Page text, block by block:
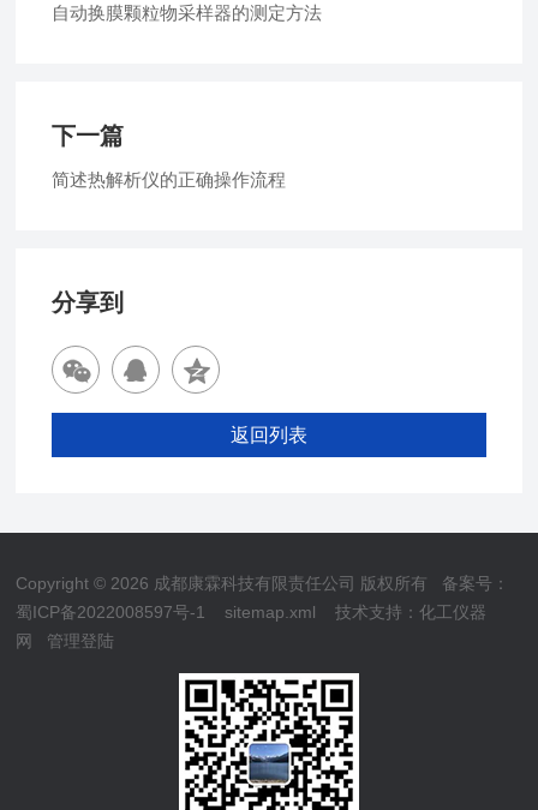
自动换膜颗粒物采样器的测定方法
下一篇
简述热解析仪的正确操作流程
分享到
返回列表
Copyright © 2026 成都康霖科技有限责任公司 版权所有 备案号：
蜀ICP备2022008597号-1
sitemap.xml 技术支持：化工仪器
网
管理登陆